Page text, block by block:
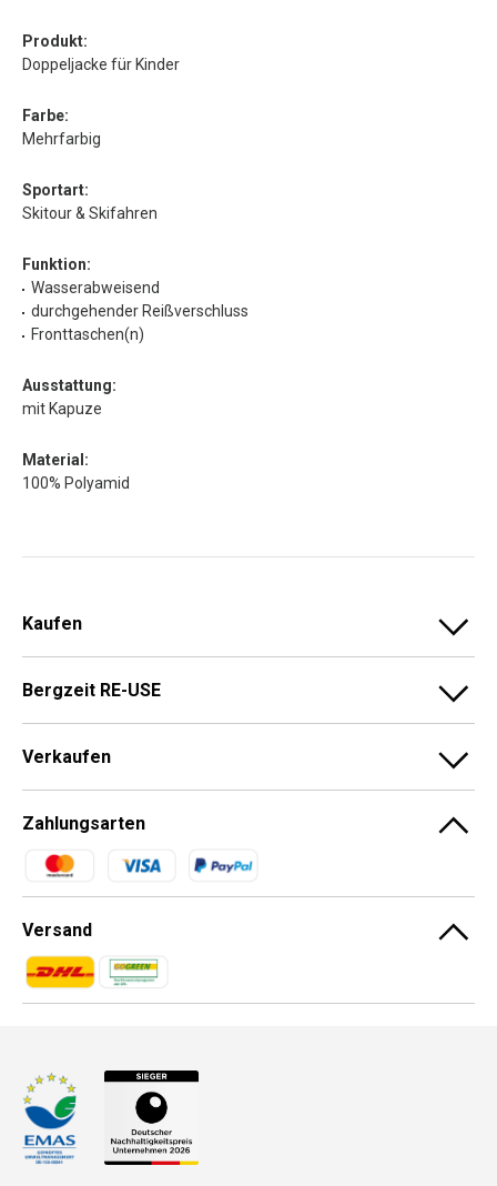
Produkt:
Doppeljacke für Kinder
Farbe:
Mehrfarbig
Sportart:
Skitour & Skifahren
Funktion:
Wasserabweisend
durchgehender Reißverschluss
Fronttaschen(n)
Ausstattung:
mit Kapuze
Material:
100% Polyamid
Kaufen
Bergzeit RE-USE
Verkaufen
Zahlungsarten
Zahlungsmethoden
Versand
Zahlungsmethoden
Zahlungsmethoden